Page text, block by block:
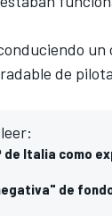
un
de
de Italia como
de